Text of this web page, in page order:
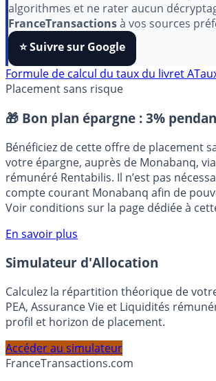
Pour soutenir le travail de notre équipe
algorithmes et ne rater aucun
FranceTransactionsà vos sources
⭐️ Suivre sur Google
Placement sans risque
🎁 Bon plan épargne : 3%
Bénéficiez de cette offre de placement
votre épargne, auprès de Monabanq,
rémunéré Rentabilis. Il n’est pas
Voir conditions sur la page dédiée à
En savoir plus
Simulateur d'Allocation
Calculez la répartition théorique de
profil et horizon de placement.